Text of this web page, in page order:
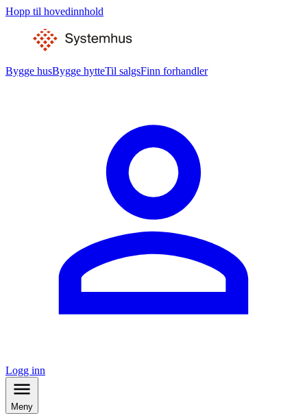
Hopp til hovedinnhold
Bygge husBygge hytteTil salgsFinn forhandler
Logg inn
Meny